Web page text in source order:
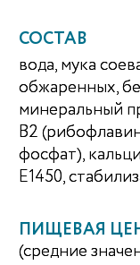
СОСТАВ
вода, мука
обжаренных,
минеральный
В2
фосфат),
Е1450,
ПИЩЕВАЯ
(средние